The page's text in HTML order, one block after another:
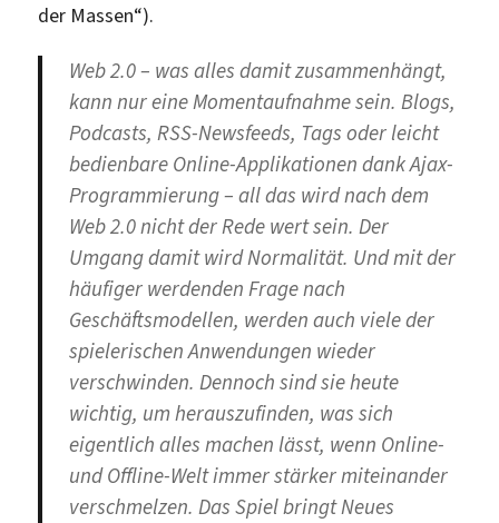
der Massen“).
Web 2.0 – was alles damit zusammenhängt,
kann nur eine Momentaufnahme sein. Blogs,
Podcasts, RSS-Newsfeeds, Tags oder leicht
bedienbare Online-Applikationen dank Ajax-
Programmierung – all das wird nach dem
Web 2.0 nicht der Rede wert sein. Der
Umgang damit wird Normalität. Und mit der
häufiger werdenden Frage nach
Geschäftsmodellen, werden auch viele der
spielerischen Anwendungen wieder
verschwinden. Dennoch sind sie heute
wichtig, um herauszufinden, was sich
eigentlich alles machen lässt, wenn Online-
und Offline-Welt immer stärker miteinander
verschmelzen. Das Spiel bringt Neues